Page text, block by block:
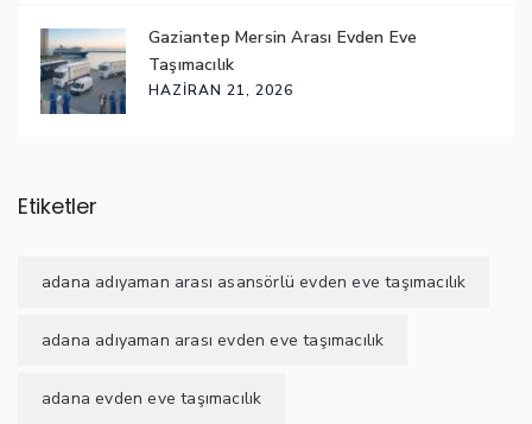
Gaziantep Mersin Arası Evden Eve
Taşımacılık
HAZIRAN 21, 2026
Etiketler
adana adıyaman arası asansörlü evden eve taşımacılık
adana adıyaman arası evden eve taşımacılık
adana evden eve taşımacılık